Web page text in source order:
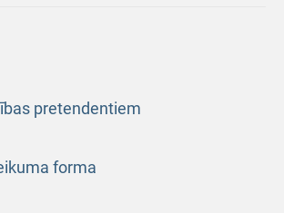
pretendentiem
forma